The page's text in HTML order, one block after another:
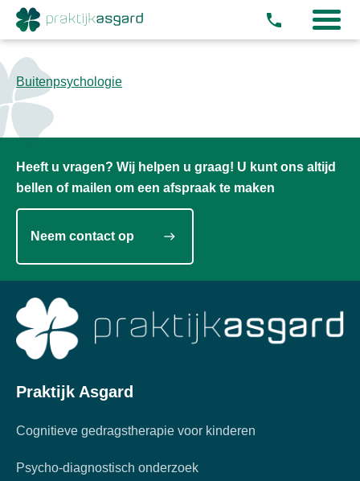
phone
Buitenpsychologie
Heeft u vragen? Wij helpen u graag! U kunt ons altijd
bellen of mailen om een afspraak te maken
Neem contact op east
Praktijk Asgard
Cognitieve gedragstherapie voor kinderen
Psycho-diagnostisch onderzoek